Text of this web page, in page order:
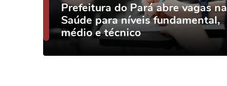
Prefeitura do Pará abre vagas na
Saúde para níveis fundamental,
médio e técnico